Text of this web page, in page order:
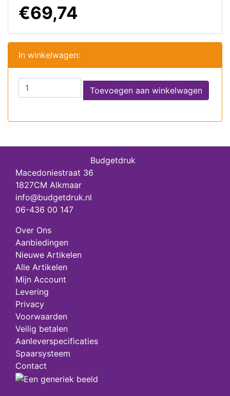
€69,74
In winkelwagen:
Toevoegen aan winkelwagen
Budgetdruk
Macedoniestraat 36
1827CM Alkmaar
info@budgetdruk.nl
06-436 00 147
Over Ons
Aanbiedingen
Nieuwe Artikelen
Alle Artikelen
Mijn Account
Levering
Privacy
Voorwaarden
Veilig betalen
Aanleverspecificaties
Spaarsysteem
Contact